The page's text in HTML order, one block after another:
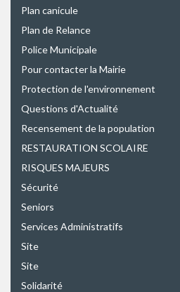
Plan canicule
Plan de Relance
Police Municipale
Pour contacter la Mairie
Protection de l'environnement
Questions d'Actualité
Recensement de la population
RESTAURATION SCOLAIRE
RISQUES MAJEURS
Sécurité
Seniors
Services Administratifs
Site
Site
Solidarité